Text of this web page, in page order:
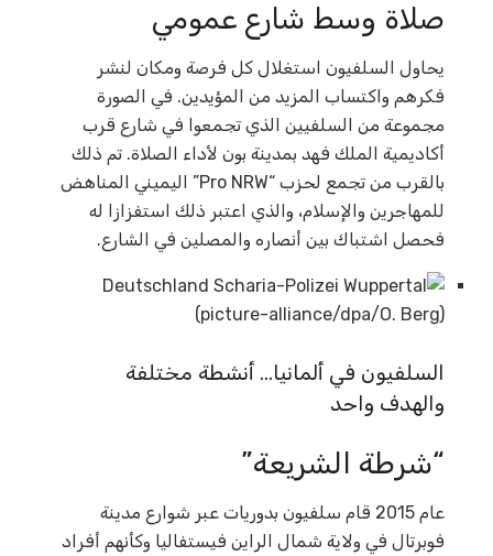
صلاة وسط شارع عمومي
يحاول السلفيون استغلال كل فرصة ومكان لنشر
فكرهم واكتساب المزيد من المؤيدين. في الصورة
مجموعة من السلفيين الذي تجمعوا في شارع قرب
أكاديمية الملك فهد بمدينة بون لأداء الصلاة. تم ذلك
بالقرب من تجمع لحزب “Pro NRW” اليميني المناهض
للمهاجرين والإسلام، والذي اعتبر ذلك استفزازا له
فحصل اشتباك بين أنصاره والمصلين في الشارع.
السلفيون في ألمانيا… أنشطة مختلفة
والهدف واحد
“شرطة الشريعة”
عام 2015 قام سلفيون بدوريات عبر شوارع مدينة
فوبرتال في ولاية شمال الراين فيستفاليا وكأنهم أفراد